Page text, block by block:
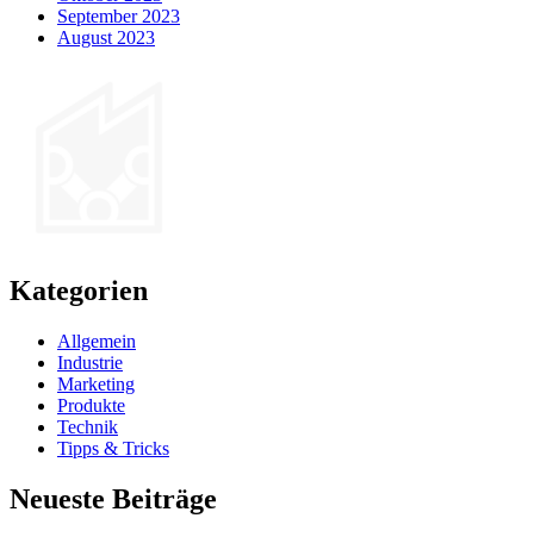
September 2023
August 2023
Kategorien
Allgemein
Industrie
Marketing
Produkte
Technik
Tipps & Tricks
Neueste Beiträge